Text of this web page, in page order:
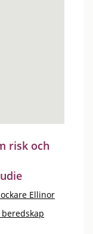
risk och
Ellinor